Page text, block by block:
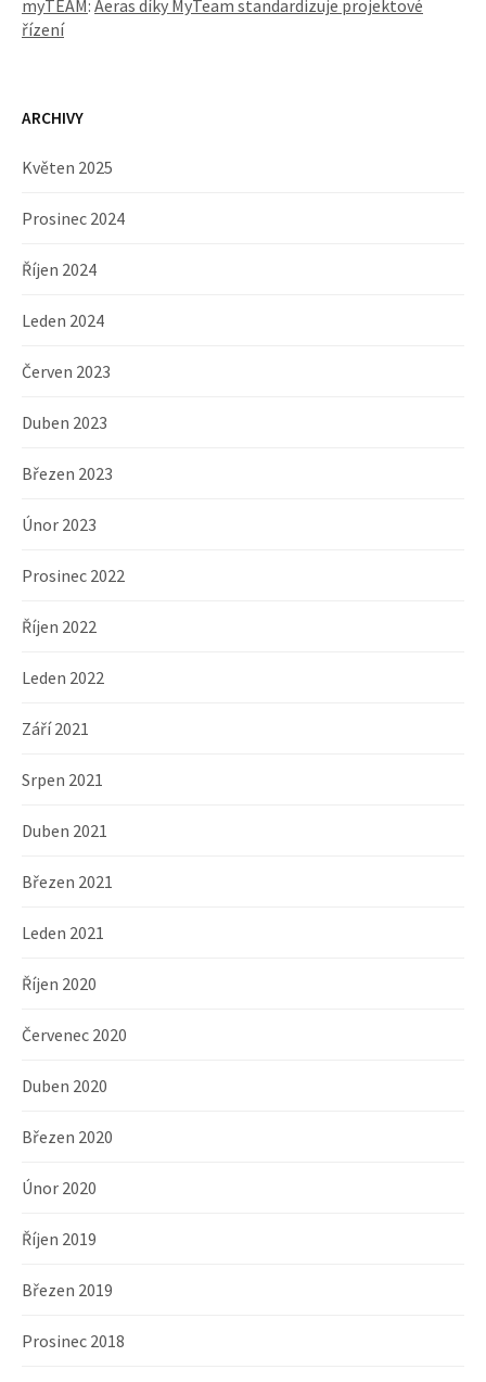
myTEAM: Aeras díky MyTeam standardizuje projektové
řízení
ARCHIVY
Květen 2025
Prosinec 2024
Říjen 2024
Leden 2024
Červen 2023
Duben 2023
Březen 2023
Únor 2023
Prosinec 2022
Říjen 2022
Leden 2022
Září 2021
Srpen 2021
Duben 2021
Březen 2021
Leden 2021
Říjen 2020
Červenec 2020
Duben 2020
Březen 2020
Únor 2020
Říjen 2019
Březen 2019
Prosinec 2018